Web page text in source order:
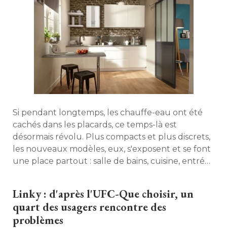
Si pendant longtemps, les chauffe-eau ont été
cachés dans les placards, ce temps-là est
désormais révolu. Plus compacts et plus discrets,
les nouveaux modèles, eux, s'exposent et se font
une place partout : salle de bains, cuisine, entrée
inspirants...
Linky : d'après l'UFC-Que choisir, un
quart des usagers rencontre des
problèmes